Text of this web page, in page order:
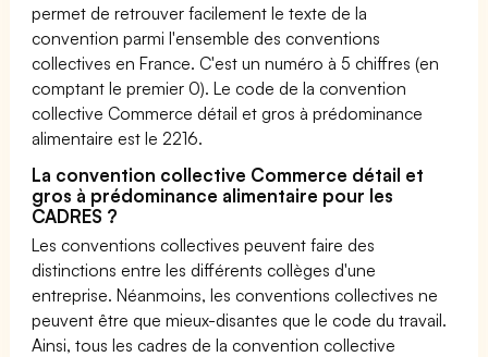
permet de retrouver facilement le texte de la
convention parmi l'ensemble des conventions
collectives en France. C'est un numéro à 5 chiffres (en
comptant le premier 0). Le code de la convention
collective Commerce détail et gros à prédominance
alimentaire est le 2216.
La convention collective Commerce détail et
gros à prédominance alimentaire pour les
CADRES ?
Les conventions collectives peuvent faire des
distinctions entre les différents collèges d'une
entreprise. Néanmoins, les conventions collectives ne
peuvent être que mieux-disantes que le code du travail.
Ainsi, tous les cadres de la convention collective